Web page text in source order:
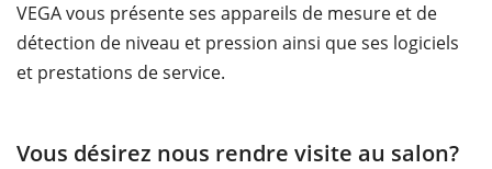
VEGA vous présente ses appareils de mesure et de
détection de niveau et pression ainsi que ses logiciels
et prestations de service.
Vous désirez nous rendre visite au salon?